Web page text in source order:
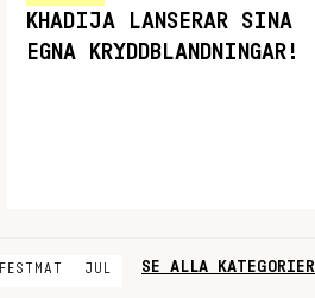
KHADIJA LANSERAR SINA
EGNA KRYDDBLANDNINGAR!
FESTMAT JUL SE ALLA KATEGORIER